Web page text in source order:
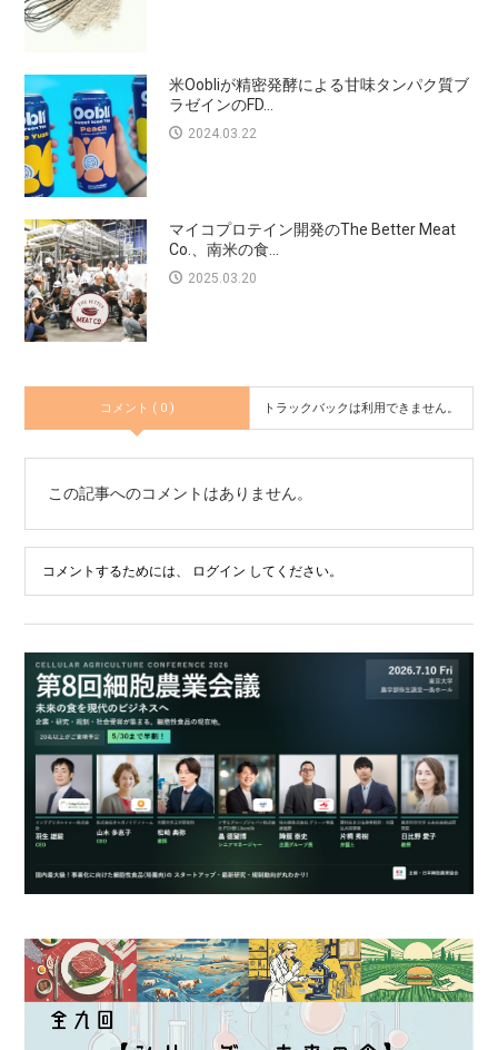
米Oobliが精密発酵による甘味タンパク質ブ
ラゼインのFD...
2024.03.22
マイコプロテイン開発のThe Better Meat
Co.、南米の食...
2025.03.20
コメント ( 0 ) トラックバックは利用できません。
この記事へのコメントはありません。
コメントするためには、 ログイン してください。